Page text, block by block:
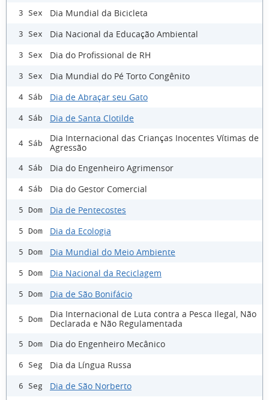
3 Sex Dia Mundial da Bicicleta
3 Sex Dia Nacional da Educação Ambiental
3 Sex Dia do Profissional de RH
3 Sex Dia Mundial do Pé Torto Congênito
4 Sáb Dia de Abraçar seu Gato
4 Sáb Dia de Santa Clotilde
4 Sáb
Dia Internacional das Crianças Inocentes Vítimas de
Agressão
4 Sáb Dia do Engenheiro Agrimensor
4 Sáb Dia do Gestor Comercial
5 Dom Dia de Pentecostes
5 Dom Dia da Ecologia
5 Dom Dia Mundial do Meio Ambiente
5 Dom Dia Nacional da Reciclagem
5 Dom Dia de São Bonifácio
5 Dom
Dia Internacional de Luta contra a Pesca Ilegal, Não
Declarada e Não Regulamentada
5 Dom Dia do Engenheiro Mecânico
6 Seg Dia da Língua Russa
6 Seg Dia de São Norberto